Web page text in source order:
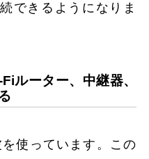
できるようになりま
ルーター、中継器、
使っています。この